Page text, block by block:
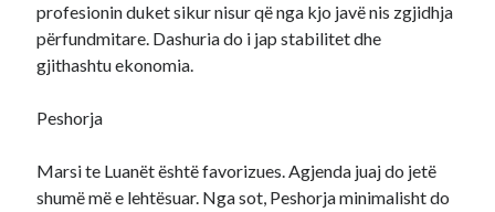
profesionin duket sikur nisur që nga kjo javë nis zgjidhja
përfundmitare. Dashuria do i jap stabilitet dhe
gjithashtu ekonomia.
Peshorja
Marsi te Luanët është favorizues. Agjenda juaj do jetë
shumë më e lehtësuar. Nga sot, Peshorja minimalisht do